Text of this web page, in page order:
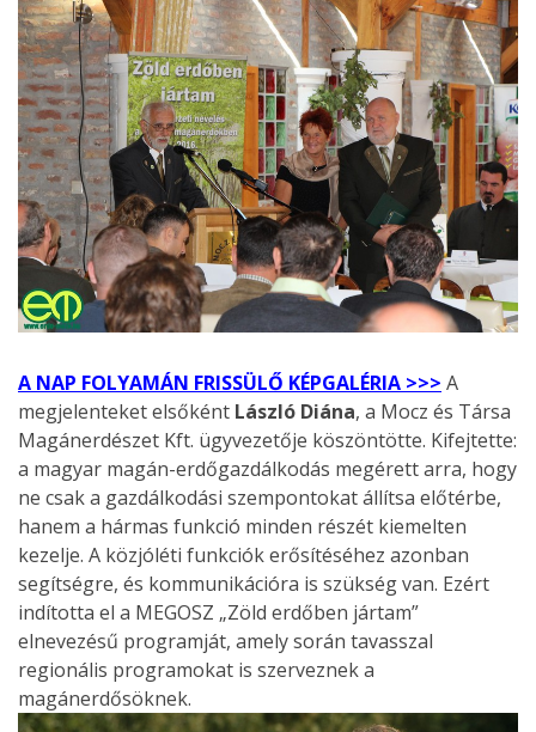
A NAP FOLYAMÁN FRISSÜLŐ KÉPGALÉRIA >>> A
megjelenteket elsőként László Diána, a Mocz és Társa
Magánerdészet Kft. ügyvezetője köszöntötte. Kifejtette:
a magyar magán-erdőgazdálkodás megérett arra, hogy
ne csak a gazdálkodási szempontokat állítsa előtérbe,
hanem a hármas funkció minden részét kiemelten
kezelje. A közjóléti funkciók erősítéséhez azonban
segítségre, és kommunikációra is szükség van. Ezért
indította el a MEGOSZ „Zöld erdőben jártam”
elnevezésű programját, amely során tavasszal
regionális programokat is szerveznek a
magánerdősöknek.